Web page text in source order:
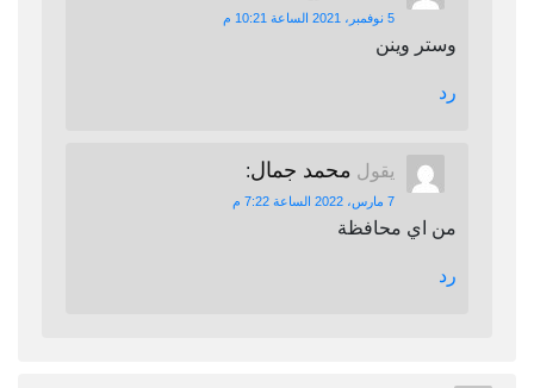
5 نوفمبر، 2021 الساعة 10:21 م
وستر وينن
رد
يقول محمد جمال:
7 مارس، 2022 الساعة 7:22 م
من اي محافظة
رد